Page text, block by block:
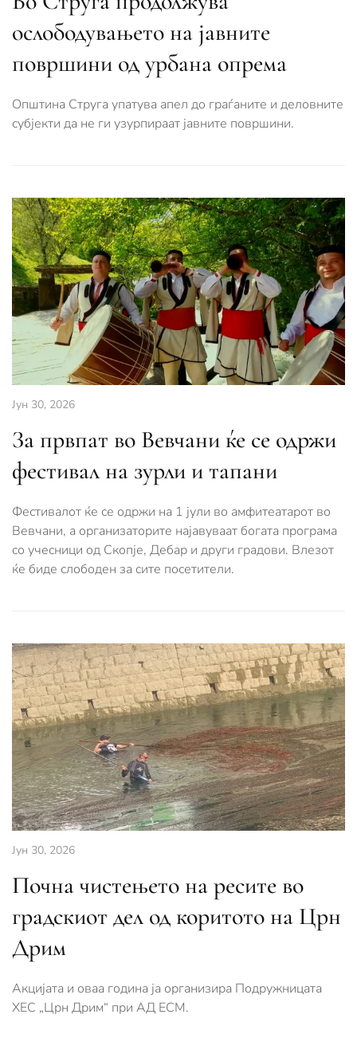
ослободувањето на јавните
површини од урбана опрема
Општина Струга упатува апел до граѓаните и деловните
субјекти да не ги узурпираат јавните површини.
Јун 30, 2026
За првпат во Вевчани ќе се одржи
фестивал на зурли и тапани
Фестивалот ќе се одржи на 1 јули во амфитеатарот во
Вевчани, а организаторите најавуваат богата програма
со учесници од Скопје, Дебар и други градови. Влезот
ќе биде слободен за сите посетители.
Јун 30, 2026
Почна чистењето на ресите во
градскиот дел од коритото на Црн
Дрим
Акцијата и оваа година ја организира Подружницата
ХЕС „Црн Дрим“ при АД ЕСМ.